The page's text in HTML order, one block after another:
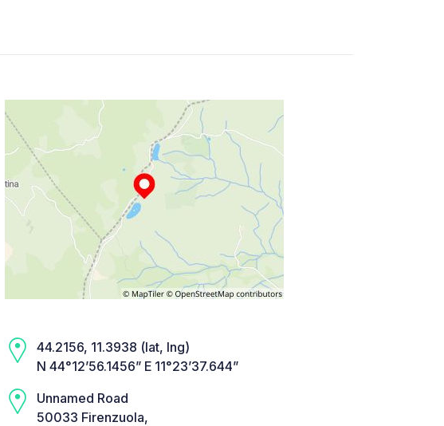
44.2156, 11.3938 (lat, lng)
N 44°12’56.1456” E 11°23’37.644”
Unnamed Road
50033 Firenzuola,